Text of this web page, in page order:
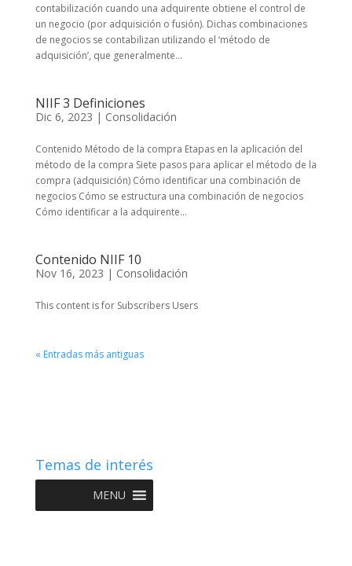
contabilización cuando una adquirente obtiene el control de
un negocio (por adquisición o fusión). Dichas combinaciones
de negocios se contabilizan utilizando el ‘método de
adquisición’, que generalmente...
NIIF 3 Definiciones
Dic 6, 2023 | Consolidación
Contenido Método de la compra Etapas en la aplicación del
método de la compra Siete pasos para aplicar el método de la
compra (adquisición) Cómo identificar una combinación de
negocios Cómo se estructura una combinación de negocios
Cómo identificar a la adquirente...
Contenido NIIF 10
Nov 16, 2023 | Consolidación
This content is for Subscribers Users
« Entradas más antiguas
Temas de interés
MENU